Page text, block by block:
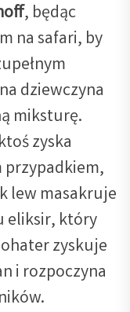
, będąc
na safari, by
dziewczyna
miksturę.
zyska
przypadkiem,
lew masakruje
eliksir, który
zyskuje
i rozpoczyna